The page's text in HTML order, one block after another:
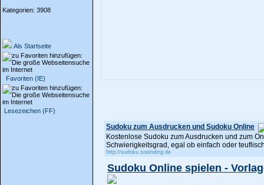
Kategorien: 3908
Als Startseite
Favoriten (IE)
Lesezeichen (FF)
Sudoku zum Ausdrucken und Sudoku Online
Kostenlose Sudoku zum Ausdrucken und zum
Schwierigkeitsgrad, egal ob einfach oder
http://sudoku.soeinding.de
Sudoku Online spielen -